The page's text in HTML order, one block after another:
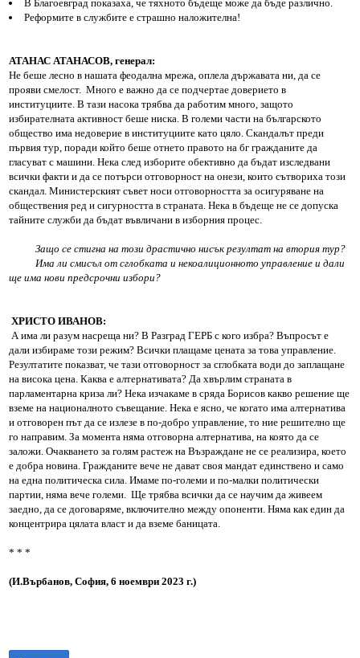
В Благоевград показаха, че тяхното бъдеще може да бъде различно.
Реформите в службите е страшно наложителна!
АТАНАС АТАНАСОВ, генерал:
Не беше лесно в нашата феодална мрежа, оплела държавата ни, да се
прояви смелост. Много е важно да се подчертае доверието в
институциите. В тази насока трябва да работим много, защото
избирателната активност беше ниска. В големи части на българското
общество има недоверие в институциите като цяло. Скандалът преди
първия тур, поради който беше отнето правото на бг гражданите да
гласуват с машини. Нека след изборите обективно да бъдат изследвани
всички факти и да се потърси отговорност на онези, които сътвориха този
скандал. Министерският съвет носи отговорността за осигуряване на
обществения ред и сигурността в страната. Нека в бъдеще не се допуска
тайните служби да бъдат въвличани в изборния процес.
Защо се стигна на този драстично нисък резултат на втория тур?
Има ли смисъл от сглобката и некоалиционното управление и дали
ще има нови предсрочни избори?
ХРИСТО ИВАНОВ:
А има ли разум насреща ни? В Разград ГЕРБ с кого избра? Въпросът е
дали избираме този режим? Всички плащаме цената за това управление.
Резултатите показват, че тази отговорност за сглобката води до заплащане
на висока цена. Каква е алтернативата? Да хвърлим страната в
парламентарна криза ли? Нека изчакаме в сряда Борисов какво решение ще
вземе на националното съвещание. Нека е ясно, че когато има алтернатива
и отговорен път да се излезе в по-добро управление, то ние решително ще
го направим. За момента няма отговорна алтернатива, на която да се
заложи. Очакването за голям растеж на Възраждане не се реализира, което
е добра новина. Гражданите вече не дават своя мандат единствено и само
на една политическа сила. Имаме по-големи и по-малки политически
партии, няма вече големи. Ще трябва всички да се научим да живеем
заедно, да се договаряме, включително между опоненти. Няма как един да
концентрира цялата власт и да вземе баницата.
* * *
(И.Върбанов, София, 6 ноември 2023 г.)